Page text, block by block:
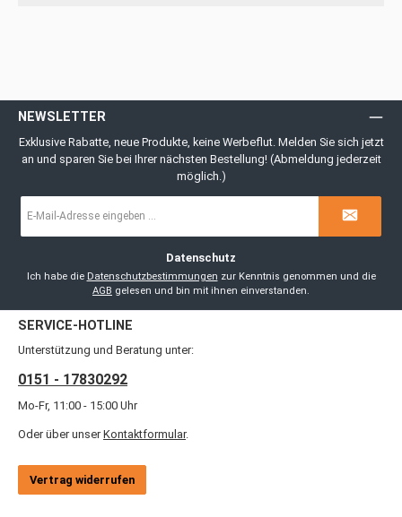
NEWSLETTER
Exklusive Rabatte, neue Produkte, keine Werbeflut. Melden Sie sich jetzt
an und sparen Sie bei Ihrer nächsten Bestellung! (Abmeldung jederzeit
möglich.)
Mail-
Datenschutz
Ich habe die Datenschutzbestimmungen
zur Kenntnis genommen und die
AGB gelesen und bin mit ihnen einverstanden.
SERVICE-HOTLINE
Unterstützung und Beratung unter:
0151 - 17830292
Mo-Fr, 11:00 - 15:00 Uhr
Oder über unser Kontaktformular.
Vertrag widerrufen